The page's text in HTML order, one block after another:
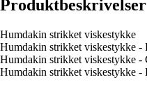
Produktbeskrivelser
Humdakin strikket viskestykke
Humdakin strikket viskestykke -
Humdakin strikket viskestykke -
Humdakin strikket viskestykke -